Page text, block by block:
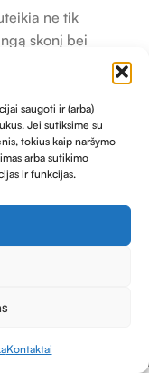
saugoti ir (arba)
Jei sutiksime su
tokius kaip naršymo
arba sutikimo
ir funkcijas.
Kontaktai
ne tik
skonį bei
šiek tiek
garstyčių
SKONIO
INTENSYVU